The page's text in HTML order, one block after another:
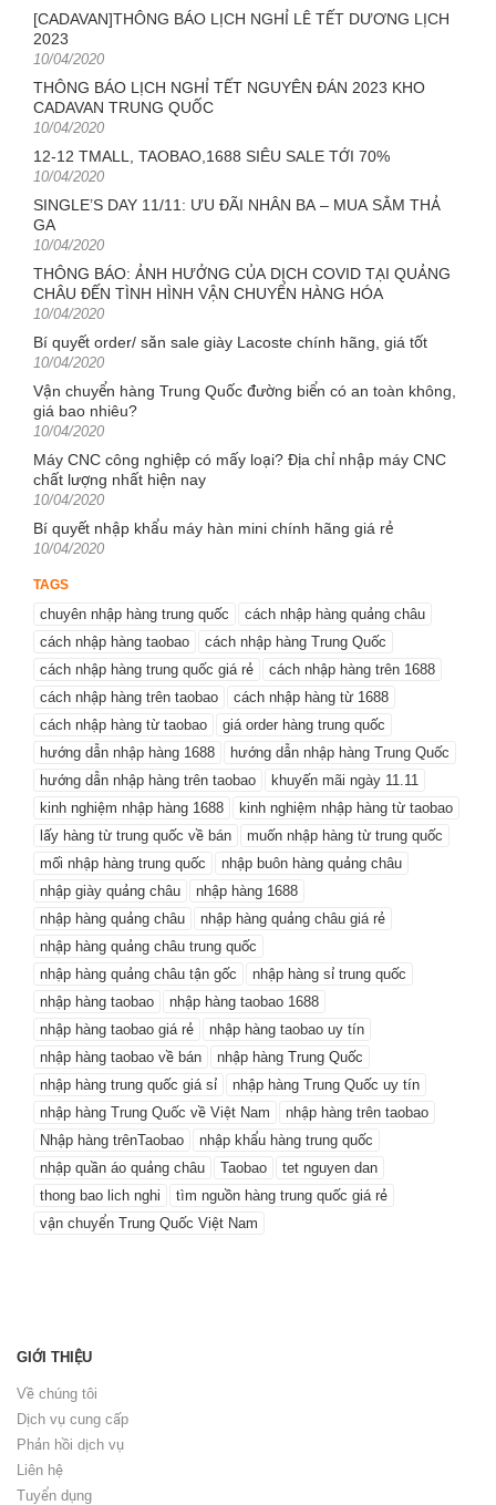
[CADAVAN]THÔNG BÁO LỊCH NGHỈ LỄ TẾT DƯƠNG LỊCH
2023
Posted
10/04/2020
THÔNG BÁO LỊCH NGHỈ TẾT NGUYÊN ĐÁN 2023 KHO
CADAVAN TRUNG QUỐC
Posted
10/04/2020
12-12 TMALL, TAOBAO,1688 SIÊU SALE TỚI 70%
Posted
10/04/2020
SINGLE’S DAY 11/11: ƯU ĐÃI NHÂN BA – MUA SẮM THẢ
GA
Posted
10/04/2020
THÔNG BÁO: ẢNH HƯỞNG CỦA DỊCH COVID TẠI QUẢNG
CHÂU ĐẾN TÌNH HÌNH VẬN CHUYỂN HÀNG HÓA
Posted
10/04/2020
Bí quyết order/ săn sale giày Lacoste chính hãng, giá tốt
Posted
10/04/2020
Vận chuyển hàng Trung Quốc đường biển có an toàn không,
giá bao nhiêu?
Posted
10/04/2020
Máy CNC công nghiệp có mấy loại? Địa chỉ nhập máy CNC
chất lượng nhất hiện nay
Posted
10/04/2020
Bí quyết nhập khẩu máy hàn mini chính hãng giá rẻ
Posted
10/04/2020
TAGS
chuyên nhập hàng trung quốc
cách nhập hàng quảng châu
cách nhập hàng taobao
cách nhập hàng Trung Quốc
cách nhập hàng trung quốc giá rẻ
cách nhập hàng trên 1688
cách nhập hàng trên taobao
cách nhập hàng từ 1688
cách nhập hàng từ taobao
giá order hàng trung quốc
hướng dẫn nhập hàng 1688
hướng dẫn nhập hàng Trung Quốc
hướng dẫn nhập hàng trên taobao
khuyến mãi ngày 11.11
kinh nghiệm nhập hàng 1688
kinh nghiệm nhập hàng từ taobao
lấy hàng từ trung quốc về bán
muốn nhập hàng từ trung quốc
mối nhập hàng trung quốc
nhập buôn hàng quảng châu
nhập giày quảng châu
nhập hàng 1688
nhập hàng quảng châu
nhập hàng quảng châu giá rẻ
nhập hàng quảng châu trung quốc
nhập hàng quảng châu tận gốc
nhập hàng sỉ trung quốc
nhập hàng taobao
nhập hàng taobao 1688
nhập hàng taobao giá rẻ
nhập hàng taobao uy tín
nhập hàng taobao về bán
nhập hàng Trung Quốc
nhập hàng trung quốc giá sỉ
nhập hàng Trung Quốc uy tín
nhập hàng Trung Quốc về Việt Nam
nhập hàng trên taobao
Nhập hàng trênTaobao
nhập khẩu hàng trung quốc
nhập quần áo quảng châu
Taobao
tet nguyen dan
thong bao lich nghi
tìm nguồn hàng trung quốc giá rẻ
vận chuyển Trung Quốc Việt Nam
GIỚI THIỆU
Về chúng tôi
Dịch vụ cung cấp
Phản hồi dịch vụ
Liên hệ
Tuyển dụng